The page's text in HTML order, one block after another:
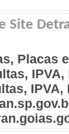
Site
Placas
IPVA,